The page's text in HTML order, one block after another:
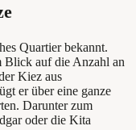
Quartier bekannt.
Blick auf die Anzahl an
Kiez aus
er über eine ganze
Darunter zum
oder die Kita